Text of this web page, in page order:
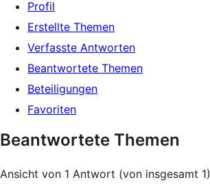
Profil
Erstellte Themen
Verfasste Antworten
Beantwortete Themen
Beteiligungen
Favoriten
Beantwortete Themen
Ansicht von 1 Antwort (von insgesamt 1)